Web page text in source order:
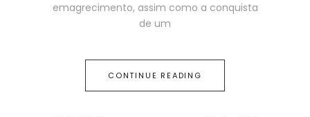
emagrecimento, assim como a conquista
de um
CONTINUE READING